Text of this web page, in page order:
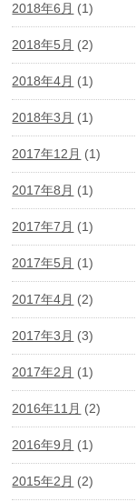
2018年6月 (1)
2018年5月 (2)
2018年4月 (1)
2018年3月 (1)
2017年12月 (1)
2017年8月 (1)
2017年7月 (1)
2017年5月 (1)
2017年4月 (2)
2017年3月 (3)
2017年2月 (1)
2016年11月 (2)
2016年9月 (1)
2015年2月 (2)